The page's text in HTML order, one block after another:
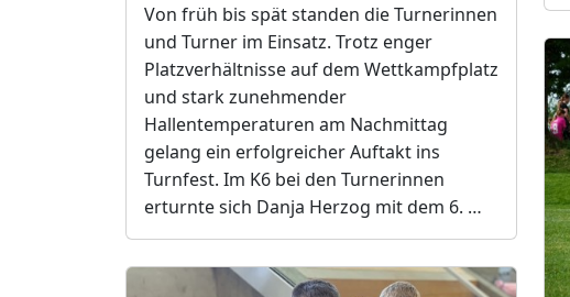
Von früh bis spät standen die Turnerinnen
und Turner im Einsatz. Trotz enger
Platzverhältnisse auf dem Wettkampfplatz
und stark zunehmender
Hallentemperaturen am Nachmittag
gelang ein erfolgreicher Auftakt ins
Turnfest. Im K6 bei den Turnerinnen
erturnte sich Danja Herzog mit dem 6. …